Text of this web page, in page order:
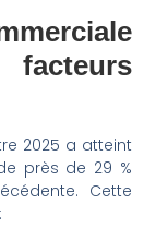
2025 a atteint
près de 29 %
Cette